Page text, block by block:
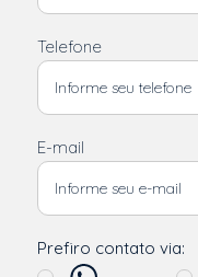
Telefone
E-mail
Prefiro contato via: